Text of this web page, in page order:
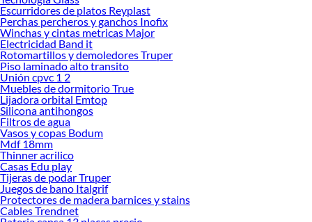
Escurridores de platos Reyplast
Perchas percheros y ganchos Inofix
Winchas y cintas metricas Major
Electricidad Band it
Rotomartillos y demoledores Truper
Piso laminado alto transito
Unión cpvc 1 2
Muebles de dormitorio True
Lijadora orbital Emtop
Silicona antihongos
Filtros de agua
Vasos y copas Bodum
Mdf 18mm
Thinner acrilico
Casas Edu play
Tijeras de podar Truper
Juegos de bano Italgrif
Protectores de madera barnices y stains
Cables Trendnet